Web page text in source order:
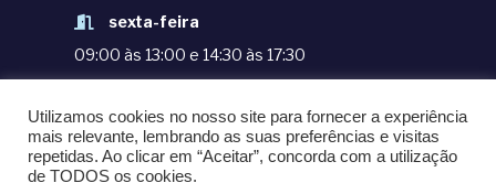
sexta-feira
09:00 às 13:00 e 14:30 às 17:30
POLÍTICAS DE PRIVACIDADE
© COPYRIGHT 1998-2020. EPM - ESCOLA
PORTUGUESA DE MACAU
Utilizamos cookies no nosso site para fornecer a experiência
mais relevante, lembrando as suas preferências e visitas
repetidas. Ao clicar em “Aceitar”, concorda com a utilização
de TODOS os cookies.